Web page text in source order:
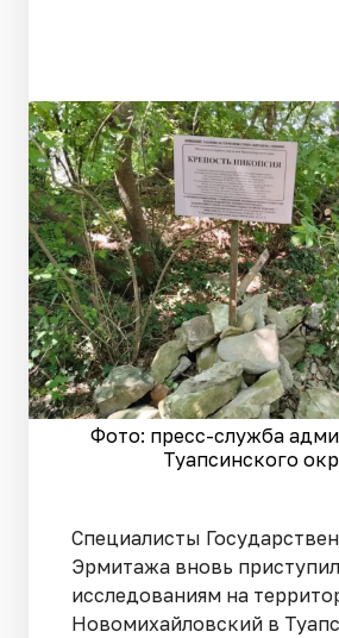
Фото: пресс-служба
Туапсинского
Специалисты
Эрмитажа вновь
исследованиям на
Новомихайловский в